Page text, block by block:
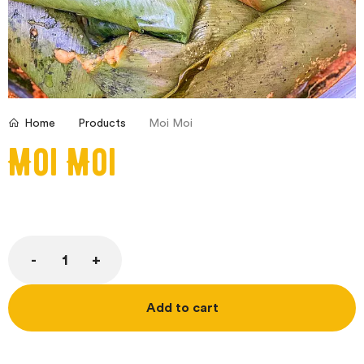
Home Products Moi Moi
Moi Moi
Add to cart